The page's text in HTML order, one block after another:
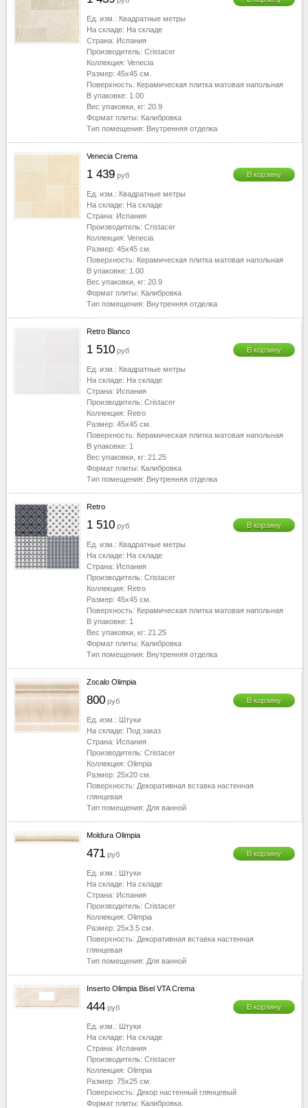
Ед. изм.: Квадратные метры
На складе: На складе
Страна: Испания
Производитель: Cristacer
Коллекция: Venecia
Размер: 45x45 см.
Поверхность: Керамическая плитка матовая напольная
В упаковке: 1.00
Вес упаковки, кг: 20.9
Формат плиты: Калибровка
Тип помещения: Внутренняя отделка
Venecia Crema
1 439 руб В корзину
Ед. изм.: Квадратные метры
На складе: На складе
Страна: Испания
Производитель: Cristacer
Коллекция: Venecia
Размер: 45x45 см.
Поверхность: Керамическая плитка матовая напольная
В упаковке: 1.00
Вес упаковки, кг: 20.9
Формат плиты: Калибровка
Тип помещения: Внутренняя отделка
Retro Blanco
1 510 руб В корзину
Ед. изм.: Квадратные метры
На складе: На складе
Страна: Испания
Производитель: Cristacer
Коллекция: Retro
Размер: 45x45 см.
Поверхность: Керамическая плитка матовая напольная
В упаковке: 1
Вес упаковки, кг: 21.25
Формат плиты: Калибровка
Тип помещения: Внутренняя отделка
Retro
1 510 руб В корзину
Ед. изм.: Квадратные метры
На складе: На складе
Страна: Испания
Производитель: Cristacer
Коллекция: Retro
Размер: 45x45 см.
Поверхность: Керамическая плитка матовая напольная
В упаковке: 1
Вес упаковки, кг: 21.25
Формат плиты: Калибровка
Тип помещения: Внутренняя отделка
Zocalo Olimpia
800 руб В корзину
Ед. изм.: Штуки
На складе: Под заказ
Страна: Испания
Производитель: Cristacer
Коллекция: Olimpia
Размер: 25x20 см.
Поверхность: Декоративная вставка настенная
глянцевая
Тип помещения: Для ванной
Moldura Olimpia
471 руб В корзину
Ед. изм.: Штуки
На складе: На складе
Страна: Испания
Производитель: Cristacer
Коллекция: Olimpia
Размер: 25x3.5 см.
Поверхность: Декоративная вставка настенная
глянцевая
Тип помещения: Для ванной
Inserto Olimpia Bisel VTA Crema
444 руб В корзину
Ед. изм.: Штуки
На складе: На складе
Страна: Испания
Производитель: Cristacer
Коллекция: Olimpia
Размер: 75x25 см.
Поверхность: Декор настенный глянцевый
Формат плиты: Калибровка